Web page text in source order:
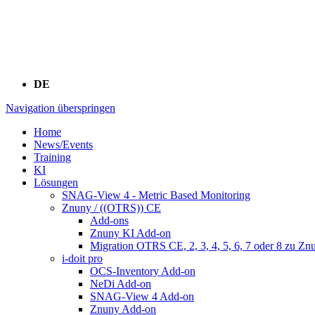
DE
Navigation überspringen
Home
News/Events
Training
KI
Lösungen
SNAG-View 4 - Metric Based Monitoring
Znuny / ((OTRS)) CE
Add-ons
Znuny KI Add-on
Migration OTRS CE, 2, 3, 4, 5, 6, 7 oder 8 zu
i-doit pro
OCS-Inventory Add-on
NeDi Add-on
SNAG-View 4 Add-on
Znuny Add-on